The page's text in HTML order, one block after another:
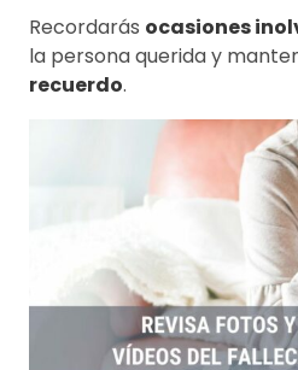
Recordarás ocasiones
la persona querida y
recuerdo.